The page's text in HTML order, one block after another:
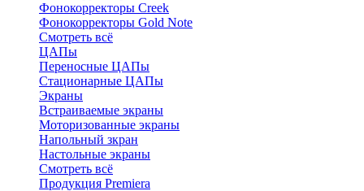
Фонокорректоры Creek
Фонокорректоры Gold Note
Смотреть всё
ЦАПы
Переносные ЦАПы
Стационарные ЦАПы
Экраны
Встраиваемые экраны
Моторизованные экраны
Напольный зкран
Настольные экраны
Смотреть всё
Продукция Premiera